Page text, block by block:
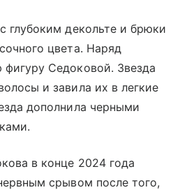
глубоким декольте и брюки
цвета. Наряд
фигуру Седоковой. Звезда
и завила их в легкие
дополнила черными
в конце 2024 года
срывом после того,